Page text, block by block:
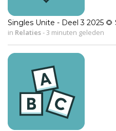
Singles Unite - Deel 3 2025 🌻
in Relaties-3 minuten geleden